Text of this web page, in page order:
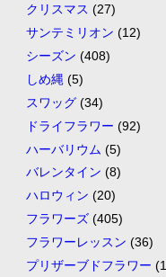
クリスマス (27)
サンテミリオン (12)
シーズン (408)
しめ縄 (5)
スワッグ(34)
ドライフラワー (92)
ハーバリウム (5)
バレンタイン (8)
ハロウィン (20)
フラワーズ(405)
フラワーレッスン (36)
プリザーブドフラワー